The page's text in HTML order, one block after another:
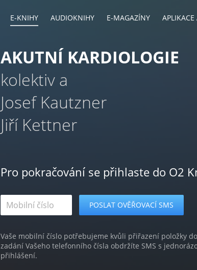
E-KNIHY AUDIOKNIHY E-MAGAZÍNY APLIKACE
AKUTNÍ KARDIOLOGIE
kolektiv a
Josef Kautzner
Jiří Kettner
Pro pokračování se přihlaste do O2
Vaše mobilní číslo potřebujeme kvůli přiřazení položky
zadání Vašeho telefonního čísla obdržíte SMS s
přihlášení.